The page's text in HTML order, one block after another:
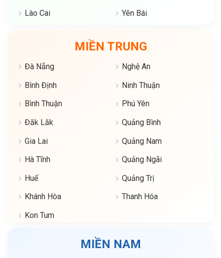
Lào Cai
Yên Bái
MIỀN TRUNG
Đà Nẵng
Bình Định
Bình Thuận
Đăk Lăk
Gia Lai
Hà Tĩnh
Huế
Khánh Hòa
Kon Tum
Nghệ An
Ninh Thuận
Phú Yên
Quảng Bình
Quảng Nam
Quảng Ngãi
Quảng Trị
Thanh Hóa
MIỀN NAM